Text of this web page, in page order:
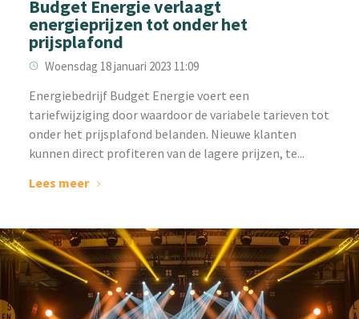
Budget Energie verlaagt
energieprijzen tot onder het
prijsplafond
Woensdag 18 januari 2023 11:09
‌Energiebedrijf Budget Energie voert een
tariefwijziging door waardoor de variabele tarieven tot
onder het prijsplafond belanden. Nieuwe klanten
kunnen direct profiteren van de lagere prijzen, te...
Lees meer